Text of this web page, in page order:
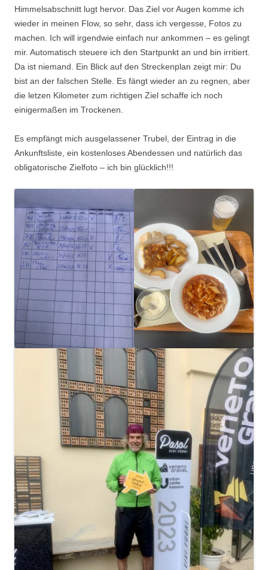
Himmelsabschnitt lugt hervor. Das Ziel vor Augen komme ich
wieder in meinen Flow, so sehr, dass ich vergesse, Fotos zu
machen. Ich will irgendwie einfach nur ankommen – es gelingt
mir. Automatisch steuere ich den Startpunkt an und bin irritiert.
Da ist niemand. Ein Blick auf den Streckenplan zeigt mir: Du
bist an der falschen Stelle. Es fängt wieder an zu regnen, aber
die letzen Kilometer zum richtigen Ziel schaffe ich noch
einigermaßen im Trockenen.
Es empfängt mich ausgelassener Trubel, der Eintrag in die
Ankunftsliste, ein kostenloses Abendessen und natürlich das
obligatorische Zielfoto – ich bin glücklich!!!